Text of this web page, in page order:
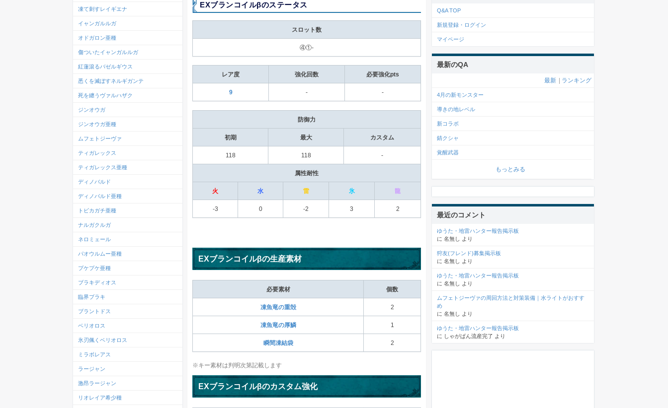
EXブランコイルβのステータス
スロット数
④①-
レア度 強化回数 必要強化pts
9 - -
防御力
初期 最大 カスタム
118 118 -
属性耐性
火 水 雷 氷 龍
-3 0 -2 3 2
EXブランコイルβの生産素材
必要素材 個数
凍魚竜の重殻 2
凍魚竜の厚鱗 1
瞬間凍結袋 2
※キー素材は判明次第記載します
EXブランコイルβのカスタム強化
凍て刺すレイギエナ
イャンガルルガ
オドガロン亜種
傷ついたイャンガルルガ
紅蓮滾るバゼルギウス
悉くを滅ぼすネルギガンテ
死を纏うヴァルハザク
ジンオウガ
ジンオウガ亜種
ムフェトジーヴァ
ティガレックス
ティガレックス亜種
ディノバルド
ディノバルド亜種
トビカガチ亜種
ナルガクルガ
ネロミェール
パオウルムー亜種
プケプケ亜種
ブラキディオス
臨界ブラキ
ブラントドス
ベリオロス
氷刃佩くベリオロス
ミラボレアス
ラージャン
激昂ラージャン
リオレイア希少種
Q&A TOP
新規登録・ログイン
マイページ
最新のQA
最新 ランキング
4月の新モンスター
導きの地レベル
新コラボ
錆クシャ
覚醒武器
もっとみる
最近のコメント
ゆうた・地雷ハンター報告掲示板
に 名無し より
狩友(フレンド)募集掲示板
に 名無し より
ゆうた・地雷ハンター報告掲示板
に 名無し より
ムフェトジーヴァの周回方法と対策装備｜水ライトがおすす
め
に 名無し より
ゆうた・地雷ハンター報告掲示板
に しゃがぱん流産完了 より